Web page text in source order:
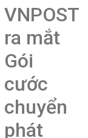
VNPOST
ra mắt
Gói
cước
chuyển
phát